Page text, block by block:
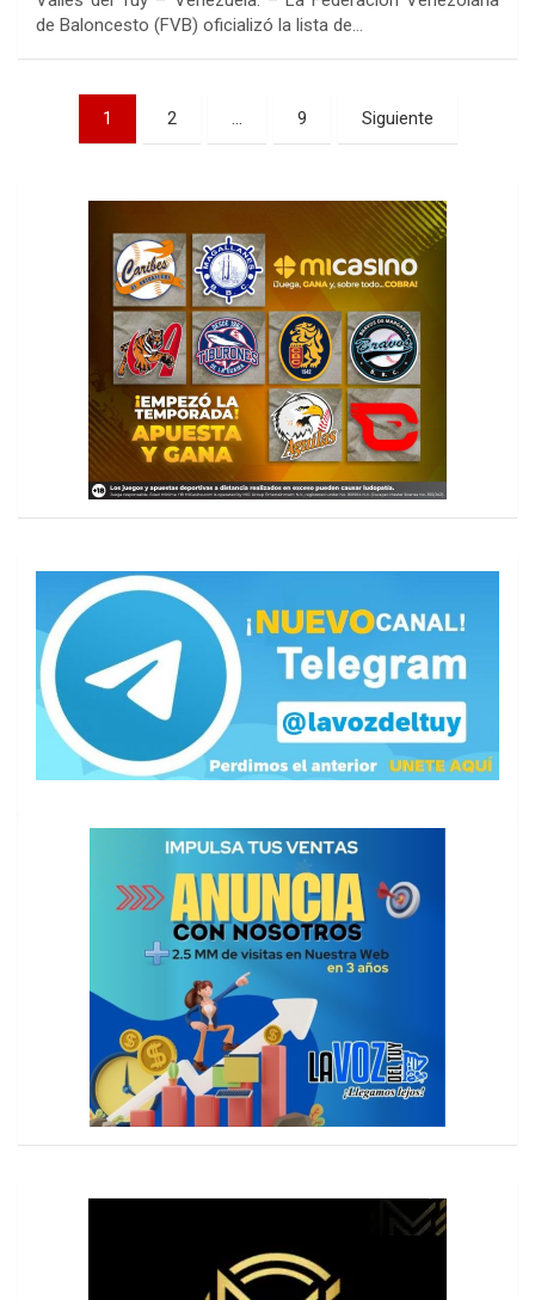
de Baloncesto (FVB) oficializó la lista de…
Paginación
1 2 … 9 Siguiente